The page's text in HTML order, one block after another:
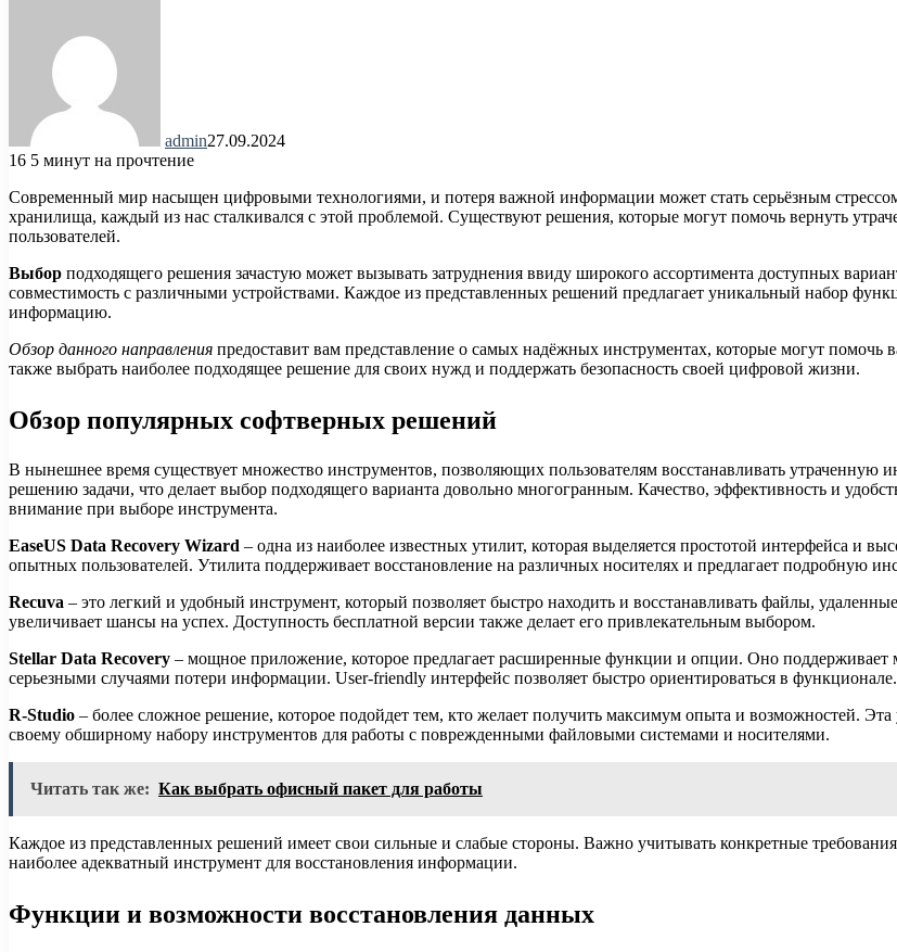
admin27.09.2024
16 5 минут на прочтение
Современный мир насыщен цифровыми технологиями, и потеря важной информации может стать серьёзным
хранилища, каждый из нас сталкивался с этой проблемой. Существуют решения, которые могут помочь вернуть
пользователей.
Выбор подходящего решения зачастую может вызывать затруднения ввиду широкого ассортимента доступных
совместимость с различными устройствами. Каждое из представленных решений предлагает уникальный набор
информацию.
Обзор данного направления предоставит вам представление о самых надёжных инструментах, которые могут
также выбрать наиболее подходящее решение для своих нужд и поддержать безопасность своей цифровой жизни.
Обзор популярных софтверных решений
В нынешнее время существует множество инструментов, позволяющих пользователям восстанавливать
решению задачи, что делает выбор подходящего варианта довольно многогранным. Качество, эффективность и
внимание при выборе инструмента.
EaseUS Data Recovery Wizard – одна из наиболее известных утилит, которая выделяется простотой интерфейса и
опытных пользователей. Утилита поддерживает восстановление на различных носителях и предлагает подробную
Recuva – это легкий и удобный инструмент, который позволяет быстро находить и восстанавливать файлы,
увеличивает шансы на успех. Доступность бесплатной версии также делает его привлекательным выбором.
Stellar Data Recovery – мощное приложение, которое предлагает расширенные функции и опции. Оно поддерживает
серьезными случаями потери информации. User-friendly интерфейс позволяет быстро ориентироваться в функционале.
R-Studio – более сложное решение, которое подойдет тем, кто желает получить максимум опыта и возможностей.
своему обширному набору инструментов для работы с поврежденными файловыми системами и носителями.
Читать так же: Как выбрать офисный пакет для работы
Каждое из представленных решений имеет свои сильные и слабые стороны. Важно учитывать конкретные
наиболее адекватный инструмент для восстановления информации.
Функции и возможности восстановления данных